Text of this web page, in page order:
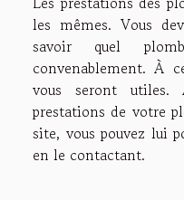
les mêmes. Vous
savoir quel
convenablement. À
vous seront
prestations de votre
site, vous pouvez lui
en le contactant.